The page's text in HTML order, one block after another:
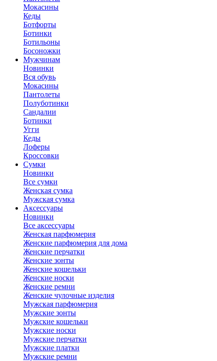
Мокасины
Кеды
Ботфорты
Ботинки
Ботильоны
Босоножки
Мужчинам
Новинки
Вся обувь
Мокасины
Пантолеты
Полуботинки
Сандалии
Ботинки
Угги
Кеды
Лоферы
Кроссовки
Сумки
Новинки
Все сумки
Женская сумка
Мужская сумка
Аксессуары
Новинки
Все аксессуары
Женская парфюмерия
Женские парфюмерия для дома
Женские перчатки
Женские зонты
Женские кошельки
Женские носки
Женские ремни
Женские чулочные изделия
Мужская парфюмерия
Мужские зонты
Мужские кошельки
Мужские носки
Мужские перчатки
Мужские платки
Мужские ремни